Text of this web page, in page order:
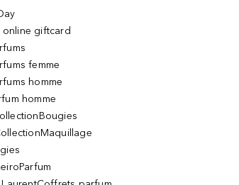
online giftcard
femme
homme
homme